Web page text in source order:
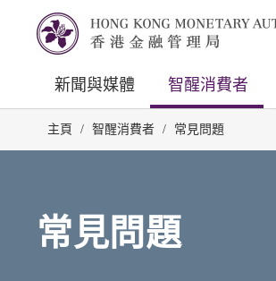
新聞與媒體 智醒消費者
主頁 / 智醒消費者 / 常見問題
常見問題